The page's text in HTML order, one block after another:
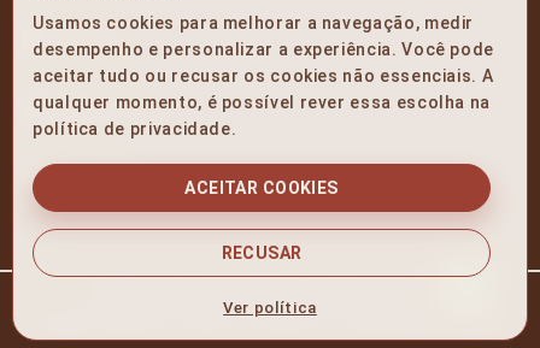
linkedin
pinterest
Política de Privacidade e Termos de Uso
Usamos cookies para melhorar a navegação, medir
desempenho e personalizar a experiência. Você pode
aceitar tudo ou recusar os cookies não essenciais. A
qualquer momento, é possível rever essa escolha na
política de privacidade.
ACEITAR COOKIES
RECUSAR
Ver política